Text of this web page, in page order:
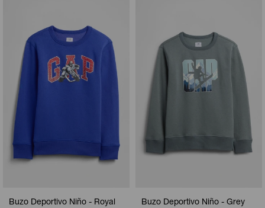
Buzo Deportivo Niño - Royal
Buzo Deportivo Niño - Grey